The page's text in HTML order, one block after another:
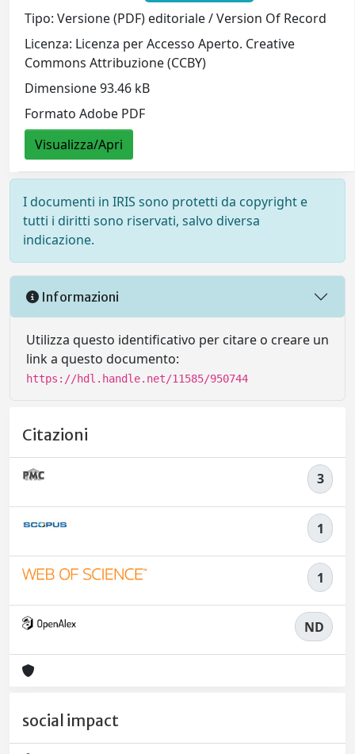
Tipo: Versione (PDF) editoriale / Version Of Record
Licenza: Licenza per Accesso Aperto. Creative
Commons Attribuzione (CCBY)
Dimensione 93.46 kB
Formato Adobe PDF
Visualizza/Apri
I documenti in IRIS sono protetti da copyright e
tutti i diritti sono riservati, salvo diversa
indicazione.
Informazioni
Utilizza questo identificativo per citare o creare un
link a questo documento:
https://hdl.handle.net/11585/950744
Citazioni
3
1
1
ND
social impact